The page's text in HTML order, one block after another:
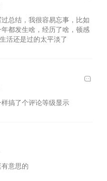
总结，我很容易忘事，比如
都发生啥，经历了啥，顿感
活还是过的太平淡了
搞了个评论等级显示
意思的